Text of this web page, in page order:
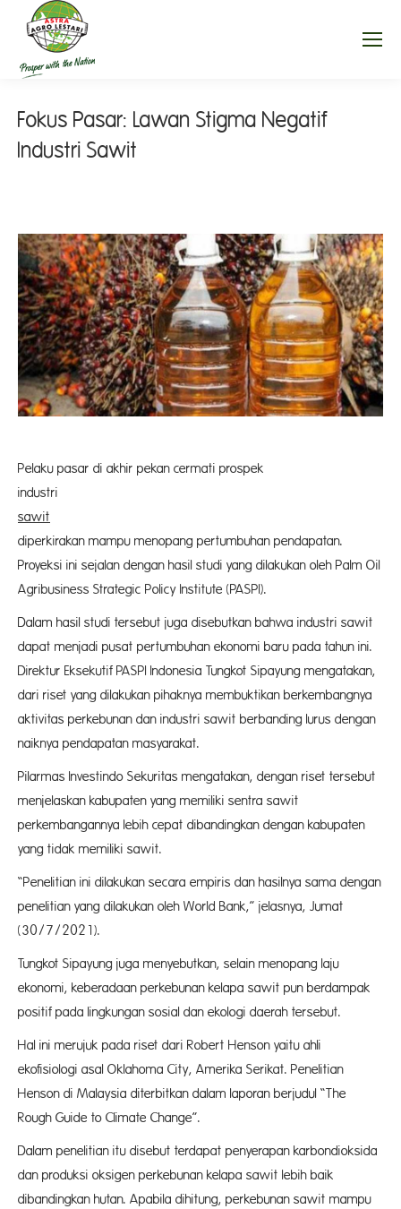
Fokus Pasar: Lawan Stigma Negatif
Industri Sawit
Pelaku pasar di akhir pekan cermati prospek
sawit
diperkirakan mampu menopang pertumbuhan pendapatan.
Proyeksi ini sejalan dengan hasil studi yang dilakukan oleh Palm Oil
Agribusiness Strategic Policy Institute (PASPI).
Dalam hasil studi tersebut juga disebutkan bahwa industri sawit
dapat menjadi pusat pertumbuhan ekonomi baru pada tahun ini.
Direktur Eksekutif PASPI Indonesia Tungkot Sipayung mengatakan,
dari riset yang dilakukan pihaknya membuktikan berkembangnya
aktivitas perkebunan dan industri sawit berbanding lurus dengan
naiknya pendapatan masyarakat.
Pilarmas Investindo Sekuritas mengatakan, dengan riset tersebut
menjelaskan kabupaten yang memiliki sentra sawit
perkembangannya lebih cepat dibandingkan dengan kabupaten
yang tidak memiliki sawit.
“Penelitian ini dilakukan secara empiris dan hasilnya sama dengan
penelitian yang dilakukan oleh World Bank,” jelasnya, Jumat
(30/7/2021).
Tungkot Sipayung juga menyebutkan, selain menopang laju
ekonomi, keberadaan perkebunan kelapa sawit pun berdampak
positif pada lingkungan sosial dan ekologi daerah tersebut.
Hal ini merujuk pada riset dari Robert Henson yaitu ahli
ekofisiologi asal Oklahoma City, Amerika Serikat. Penelitian
Henson di Malaysia diterbitkan dalam laporan berjudul “The
Rough Guide to Climate Change”.
Dalam penelitian itu disebut terdapat penyerapan karbondioksida
dan produksi oksigen perkebunan kelapa sawit lebih baik
dibandingkan hutan. Apabila dihitung, perkebunan sawit mampu